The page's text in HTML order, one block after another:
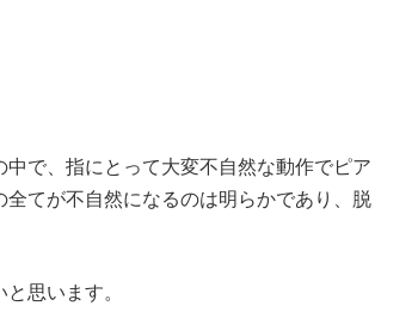
で、指にとって大変不自然な動作でピア
てが不自然になるのは明らかであり、脱
思います。